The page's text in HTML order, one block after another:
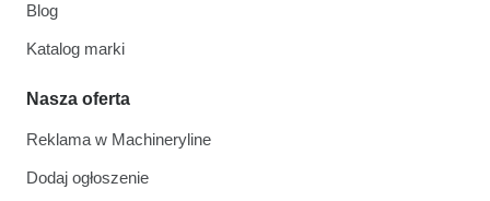
Blog
Katalog marki
Nasza oferta
Reklama w Machineryline
Dodaj ogłoszenie